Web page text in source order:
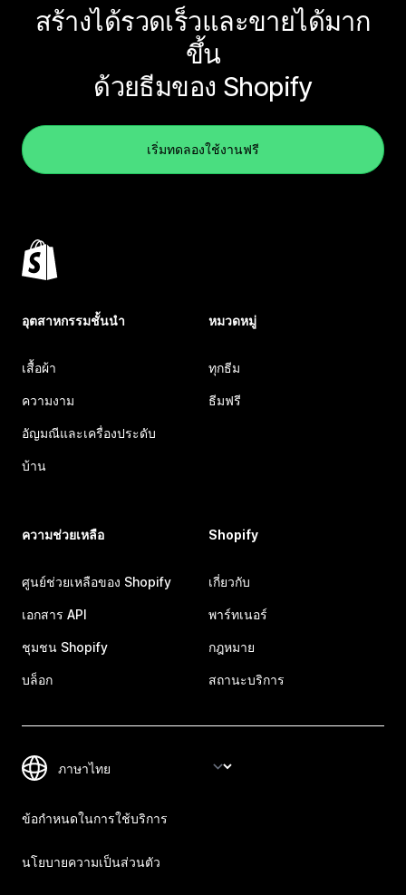
สร้างได้รวดเร็วและขายได้มาก
ขึ้น
ด้วยธีมของ Shopify
เริ่มทดลองใช้งานฟรี
อุตสาหกรรมชั้นนำ
เสื้อผ้า
ความงาม
อัญมณีและเครื่องประดับ
บ้าน
หมวดหมู่
ทุกธีม
ธีมฟรี
ความช่วยเหลือ
ศูนย์ช่วยเหลือของ Shopify
เอกสาร API
ชุมชน Shopify
บล็อก
Shopify
เกี่ยวกับ
พาร์ทเนอร์
กฎหมาย
สถานะบริการ
ข้อกำหนดในการใช้บริการ
นโยบายความเป็นส่วนตัว